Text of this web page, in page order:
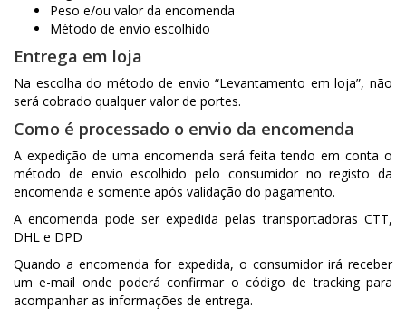
Peso e/ou valor da encomenda
Método de envio escolhido
Entrega em loja
Na escolha do método de envio “Levantamento em loja”, não
será cobrado qualquer valor de portes.
Como é processado o envio da encomenda
A expedição de uma encomenda será feita tendo em conta o
método de envio escolhido pelo consumidor no registo da
encomenda e somente após validação do pagamento.
A encomenda pode ser expedida pelas transportadoras CTT,
DHL e DPD
Quando a encomenda for expedida, o consumidor irá receber
um e-mail onde poderá confirmar o código de tracking para
acompanhar as informações de entrega.